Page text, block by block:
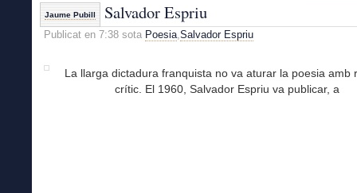
Jaume Pubill Salvador Espriu
Publicat en 7:38 sota Poesia,Salvador Espriu
La llarga dictadura franquista no va aturar la poesia amb
crític. El 1960, Salvador Espriu va publicar, a